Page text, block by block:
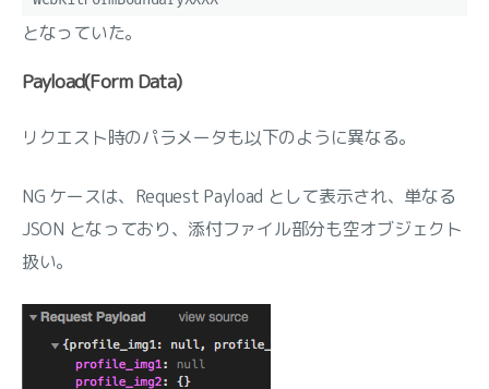
となっていた。
Payload(Form Data)
リクエスト時のパラメータも以下のように異なる。
NG ケースは、Request Payload として表示され、単なる
JSON となっており、添付ファイル部分も空オブジェクト
扱い。